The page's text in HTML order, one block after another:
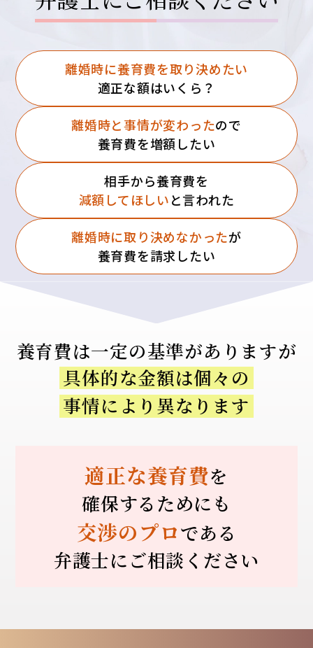
離婚時に養育費を取り決めたい
適正な額はいくら？
離婚時と事情が変わったので
養育費を増額したい
相手から養育費を
減額してほしいと言われた
離婚時に取り決めなかったが
養育費を請求したい
養育費は一定の基準がありますが
具体的な金額は個々の
事情により異なります
適正な養育費を
確保するためにも
交渉のプロである
弁護士にご相談ください